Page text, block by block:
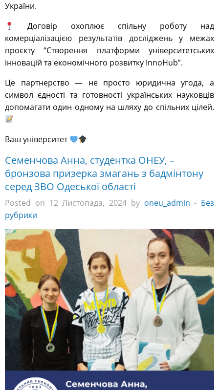
України.
Договір охоплює спільну роботу над
комерціалізацією результатів досліджень у межах
проєкту “Створення платформи університетських
інновацій та економічного розвитку InnoHub”.
Це партнерство — не просто юридична угода, а
символ єдності та готовності українських науковців
допомагати один одному на шляху до спільних цілей.
Ваш університет
Семенчова Анна, студентка ОНЕУ, –
бронзова призерка змагань з бадмінтону
серед ЗВО Одеської області
Posted on 12 Листопада, 2024 by oneu_admin - Без
рубрики